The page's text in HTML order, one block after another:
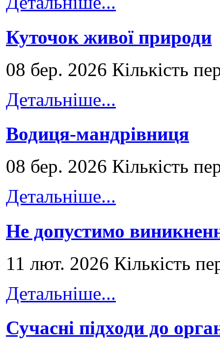
Куточок живої природи
08 бер. 2026 Кількість
Детальніше...
Водиця-мандрівниця
08 бер. 2026 Кількість
Детальніше...
Не допустимо
11 лют. 2026 Кількість
Детальніше...
Сучасні підходи до